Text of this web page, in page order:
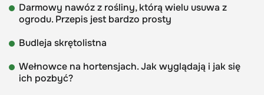
Darmowy nawóz z rośliny, którą wielu usuwa z
ogrodu. Przepis jest bardzo prosty
Budleja skrętolistna
Wełnowce na hortensjach. Jak wyglądają i jak się
ich pozbyć?